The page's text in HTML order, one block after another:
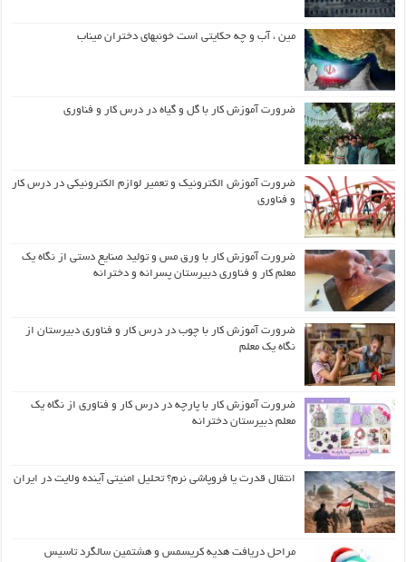
مین ، آب و چه حکایتی است خونبهای دختران میناب
ضرورت آموزش کار با گل و گیاه در درس کار و فناوری
ضرورت آموزش الکترونیک و تعمیر لوازم الکترونیکی در درس کار
و فناوری
ضرورت آموزش کار با ورق مس و تولید صنایع دستی از نگاه یک
معلم کار و فناوری دبیرستان پسرانه و دخترانه
ضرورت آموزش کار با چوب در درس کار و فناوری دبیرستان از
نگاه یک معلم
ضرورت آموزش کار با پارچه در درس کار و فناوری از نگاه یک
معلم دبیرستان دخترانه
انتقال قدرت یا فروپاشی نرم؟ تحلیل امنیتی آینده ولایت در ایران
مراحل دریافت هدیه کریسمس و هشتمین سالگرد تاسیس